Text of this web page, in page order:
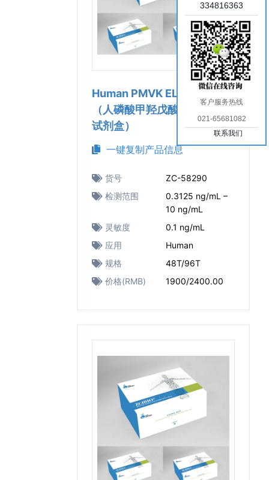
Human PMVK ELISA Kit
（人磷酸甲羟戊酸激酶ELISA
试剂盒）
一键复制产品信息
货号
ZC-58290
检测范围
0.3125 ng/mL –
10 ng/mL
灵敏度
0.1 ng/mL
应用
Human
规格
48T/96T
价格(RMB)
1900/2400.00
334816363
客户服务热线
021-65681082
联系我们